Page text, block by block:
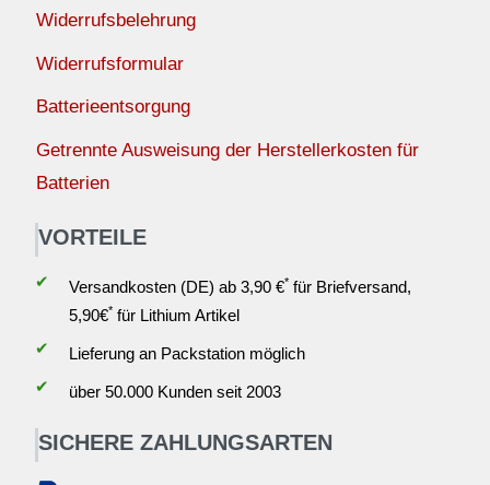
Widerrufsbelehrung
Widerrufsformular
Batterieentsorgung
Getrennte Ausweisung der Herstellerkosten für
Batterien
VORTEILE
✔ Versandkosten (DE) ab 3,90 €*für Briefversand,
5,90€*für Lithium Artikel
✔
Lieferung an Packstation möglich
✔
über 50.000 Kunden seit 2003
SICHERE ZAHLUNGSARTEN